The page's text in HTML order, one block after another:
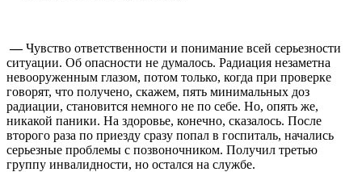
—Чувство ответственности и понимание всей серьезности
ситуации. Об опасности не думалось. Радиация незаметна
невооруженным глазом, потом только, когда при проверке
говорят, что получено, скажем, пять минимальных доз
радиации, становится немного не по себе. Но, опять же,
никакой паники. На здоровье, конечно, сказалось. После
второго раза по приезду сразу попал в госпиталь, начались
серьезные проблемы с позвоночником. Получил третью
группу инвалидности, но остался на службе.